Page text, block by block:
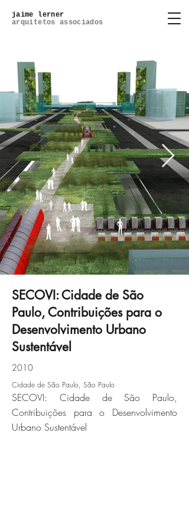
jaime lerner
arquitetos associados
secovi-04jpg
SECOVI: Cidade de São
Paulo, Contribuições para o
Desenvolvimento Urbano
Sustentável
2010
Cidade de São Paulo, São Paulo
SECOVI: Cidade de São Paulo,
Contribuições para o Desenvolvimento
Urbano Sustentável